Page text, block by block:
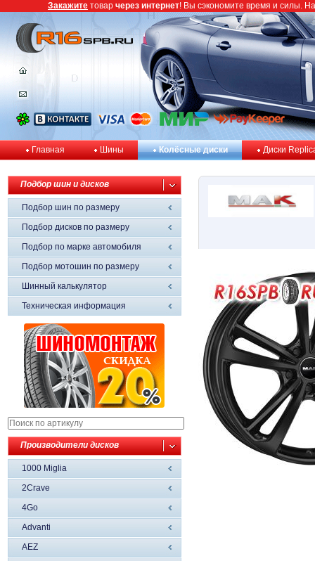
Главная Шины Колёсные диски Диски
Подбор шин и дисков
Подбор шин по размеру
Подбор дисков по размеру
Подбор по марке автомобиля
Подбор мотошин по размеру
Шинный калькулятор
Техническая информация
Производители дисков
1000 Miglia
2Crave
4Go
Advanti
AEZ
Закажите товар через интернет! Вы сэкономите время и силы.